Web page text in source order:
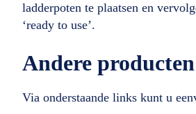
ladderpoten te plaatsen en
‘ready to use’.
Andere
Via onderstaande links kunt u